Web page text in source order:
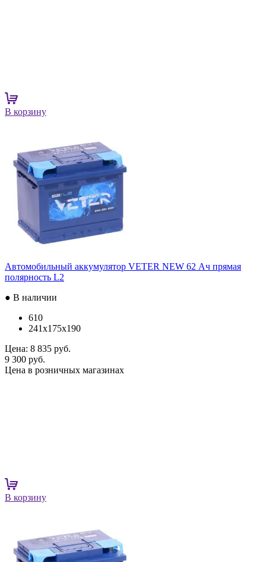
В корзину
Автомобильный аккумулятор VETER NEW 62 Ач прямая
полярность L2
● В наличии
610
241x175x190
Цена: 8 835 руб.
9 300 руб.
Цена в розничных магазинах
В корзину